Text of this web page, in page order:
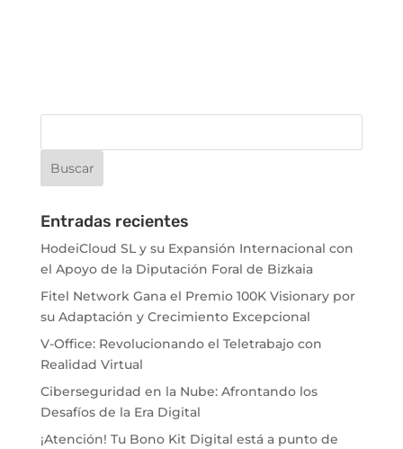
Entradas recientes
HodeiCloud SL y su Expansión Internacional con
el Apoyo de la Diputación Foral de Bizkaia
Fitel Network Gana el Premio 100K Visionary por
su Adaptación y Crecimiento Excepcional
V-Office: Revolucionando el Teletrabajo con
Realidad Virtual
Ciberseguridad en la Nube: Afrontando los
Desafíos de la Era Digital
¡Atención! Tu Bono Kit Digital está a punto de